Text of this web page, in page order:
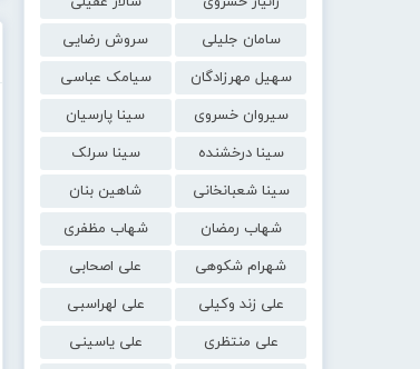
سامان جلیلی
سروش رضایی
سهیل مهرزادگان
سیامک عباسی
سیروان خسروی
سینا پارسیان
سینا درخشنده
سینا سرلک
سینا شعبانخانی
شاهین بنان
شهاب رمضان
شهاب مظفری
شهرام شکوهی
علی اصحابی
علی زند وکیلی
علی لهراسبی
علی منتظری
علی یاسینی